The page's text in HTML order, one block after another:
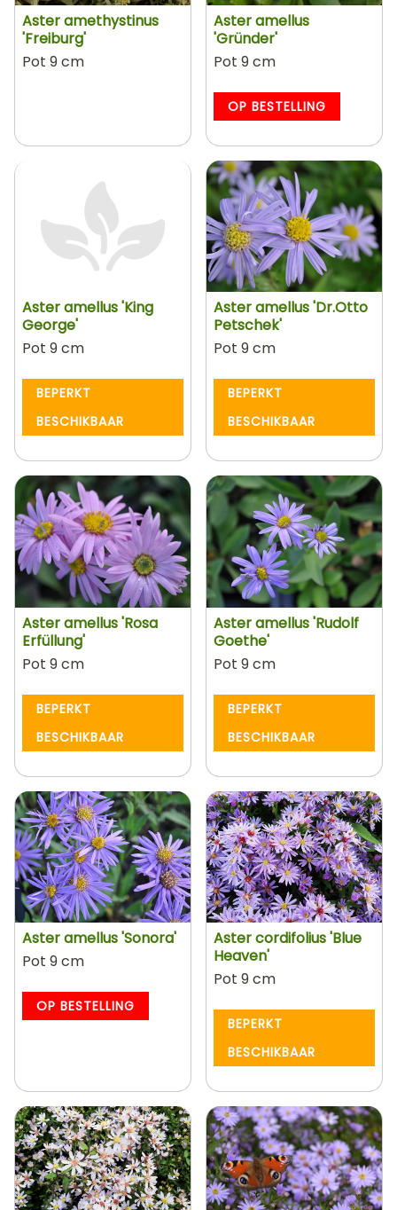
Aster amethystinus
'Freiburg'
Pot 9 cm
Aster amellus
'Gründer'
Pot 9 cm
OP BESTELLING
Aster amellus 'King
George'
Pot 9 cm
BEPERKT
BESCHIKBAAR
Aster amellus 'Dr.Otto
Petschek'
Pot 9 cm
BEPERKT
BESCHIKBAAR
Aster amellus 'Rosa
Erfüllung'
Pot 9 cm
BEPERKT
BESCHIKBAAR
Aster amellus 'Rudolf
Goethe'
Pot 9 cm
BEPERKT
BESCHIKBAAR
Aster amellus 'Sonora'
Pot 9 cm
OP BESTELLING
Aster cordifolius 'Blue
Heaven'
Pot 9 cm
BEPERKT
BESCHIKBAAR